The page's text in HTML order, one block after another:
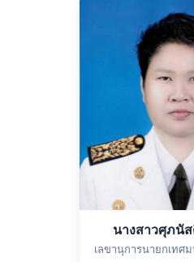
นางสาวศุภนั
เลขานุการนายกเทศ